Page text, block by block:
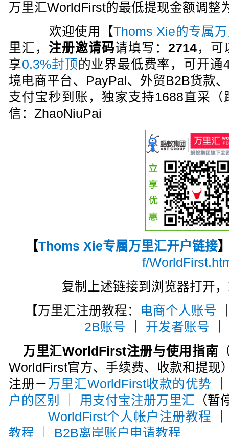
万里汇WorldFirst的最低提现金额调整
欢迎使用【Thoms Xie的专属
里汇， 注册邀请码请填写： 2714，可
享0.3%封顶的业界最低费率，可开
境电商平台、PayPal、外贸B2B货款
支付宝秒到账，独家支持1688直采
信：ZhaoNiuPai
【Thoms Xie专属万里汇开户链接
f/
复制上述链接到浏览器打开
【万里汇注册教程：
电商个人账号
2B账号
开发者账号
万里汇WorldFirst注册与使用指南
WorldFirst官方、手续费、收款和提现
注册－万里汇WorldFirst收款的优势
户的区别
用支付宝注册万里汇 （暂
WorldFirst个人帐户注册教程
教程
B2B离岸账户申请教程